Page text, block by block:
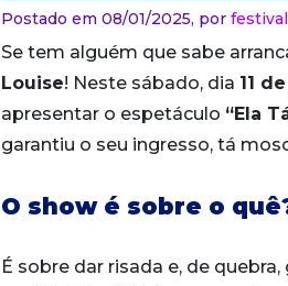
Postado em 08/01/2025, por
Se tem alguém que sabe
Louise! Neste sábado, dia 11
apresentar o espetáculo “Ela
garantiu o seu ingresso, tá
O show é sobre o
É sobre dar risada e, de